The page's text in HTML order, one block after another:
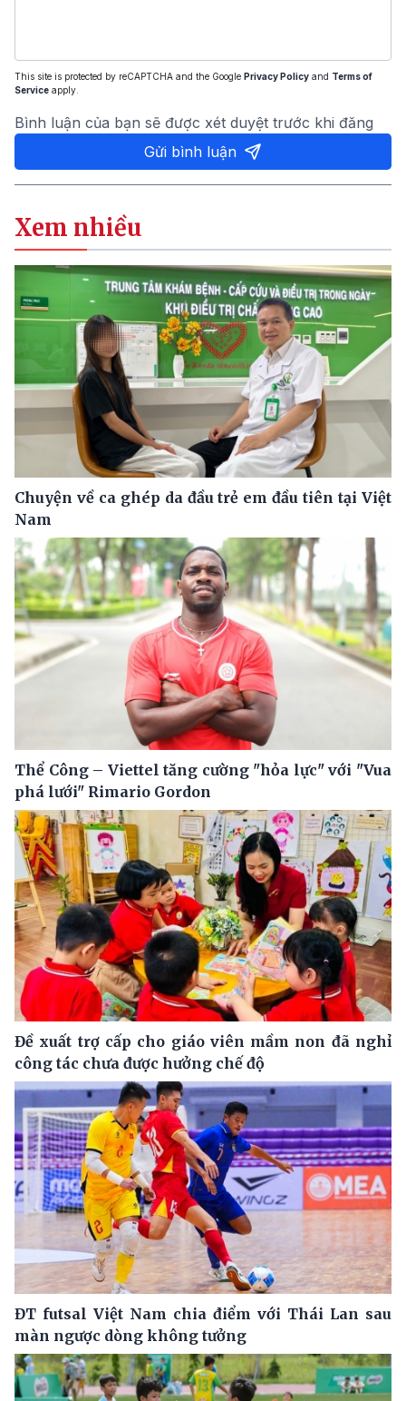
This site is protected by reCAPTCHA and the Google Privacy Policy and Terms of
Service apply.
Bình luận của bạn sẽ được xét duyệt trước khi đăng
Gửi bình luận
Xem nhiều
Chuyện về ca ghép da đầu trẻ em đầu tiên tại Việt
Nam
Thể Công – Viettel tăng cường "hỏa lực" với "Vua
phá lưới" Rimario Gordon
Đề xuất trợ cấp cho giáo viên mầm non đã nghỉ
công tác chưa được hưởng chế độ
ĐT futsal Việt Nam chia điểm với Thái Lan sau
màn ngược dòng không tưởng